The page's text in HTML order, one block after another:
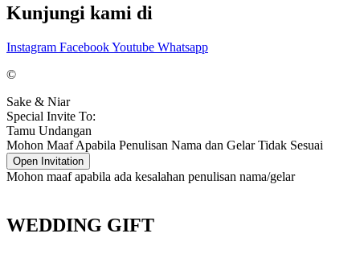
Kunjungi kami di
Instagram FacebookYoutube Whatsapp
©
Sake & Niar
Special Invite To:
Tamu Undangan
Mohon Maaf Apabila Penulisan Nama dan Gelar Tidak Sesuai
Open Invitation
Mohon maaf apabila ada kesalahan penulisan nama/gelar
WEDDING GIFT